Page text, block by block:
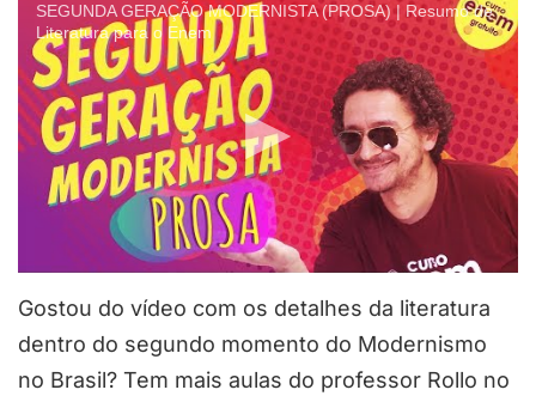
SEGUNDA GERAÇÃO MODERNISTA (PROSA) | Resumo de
Literatura para o Enem
Gostou do vídeo com os detalhes da literatura
dentro do segundo momento do Modernismo
no Brasil? Tem mais aulas do professor Rollo no